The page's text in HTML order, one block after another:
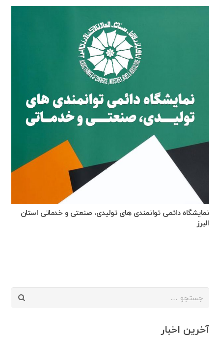
نمایشگاه دائمی توانمندی های تولیدی، صنعتی و خدماتی استان
البرز
جستجو
آخرین اخبار